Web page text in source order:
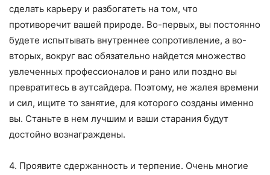
сделать карьеру и разбогатеть на том, что
противоречит вашей природе. Во-первых, вы постоянно
будете испытывать внутреннее сопротивление, а во-
вторых, вокруг вас обязательно найдется множество
увлеченных профессионалов и рано или поздно вы
превратитесь в аутсайдера. Поэтому, не жалея времени
и сил, ищите то занятие, для которого созданы именно
вы. Станьте в нем лучшим и ваши старания будут
достойно вознаграждены.
4. Проявите сдержанность и терпение. Очень многие